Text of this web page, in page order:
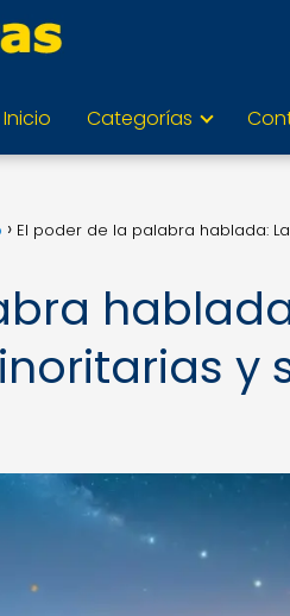
Inicio Categorías
El poder de la palabra hablada:
y